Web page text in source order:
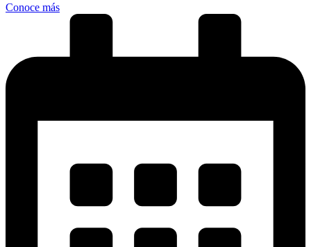
Conoce más